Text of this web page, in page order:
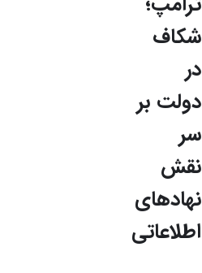
شکاف
در
دولت بر
سر
نقش
نهادهای
اطلاعاتی